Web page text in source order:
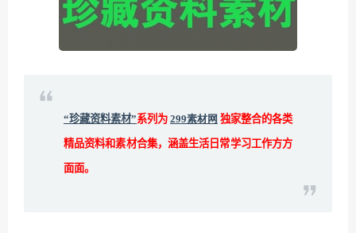
“珍藏资料素材”系列为 299素材网 独家整合的各类
精品资料和素材合集，涵盖生活日常学习工作方方
面面。